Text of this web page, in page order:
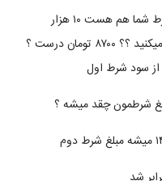
مثال : ضریب شما ۱.۸۷ هست و مبلغ شرط شما هم هست ۱۰ هزار
تومان ، اگر شرط شما برد بشه چقد سود میکنید ؟؟ ۸۷۰۰ تومان درست ؟
از سود شرط اول